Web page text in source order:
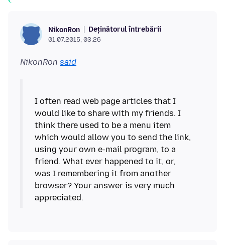
NikonRon Deținătorul întrebării
01.07.2015, 03:26
NikonRon said
I often read web page articles that I
would like to share with my friends. I
think there used to be a menu item
which would allow you to send the link,
using your own e-mail program, to a
friend. What ever happened to it, or,
was I remembering it from another
browser? Your answer is very much